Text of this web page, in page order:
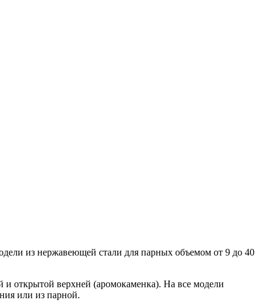
из нержавеющей стали для парных объемом от 9 до 40
открытой верхней (аромокаменка). На все модели
или из парной.